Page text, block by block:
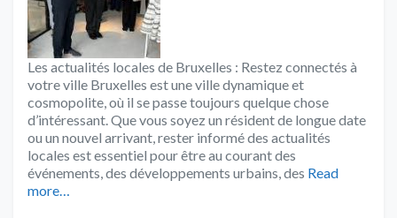
Les actualités locales de Bruxelles : Restez connectés à
votre ville Bruxelles est une ville dynamique et
cosmopolite, où il se passe toujours quelque chose
d’intéressant. Que vous soyez un résident de longue date
ou un nouvel arrivant, rester informé des actualités
locales est essentiel pour être au courant des
événements, des développements urbains, des Read
more…